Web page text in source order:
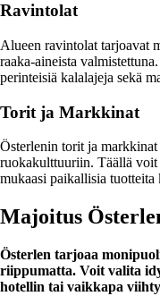
Ravintolat
Alueen ravintolat tarjoavat
raaka-aineista
perinteisiä kalalajeja sekä
Torit ja Markkinat
Österlenin torit ja
ruokakulttuuriin. Täällä voit
mukaasi paikallisia
Majoitus
Österlen tarjoaa
riippumatta. Voit valita
hotellin tai vaikkapa